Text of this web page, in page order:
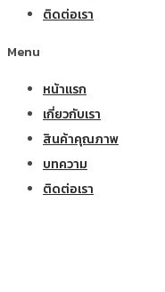
ติดต่อเรา
Menu
หน้าแรก
เกี่ยวกับเรา
สินค้าคุณภาพ
บทความ
ติดต่อเรา